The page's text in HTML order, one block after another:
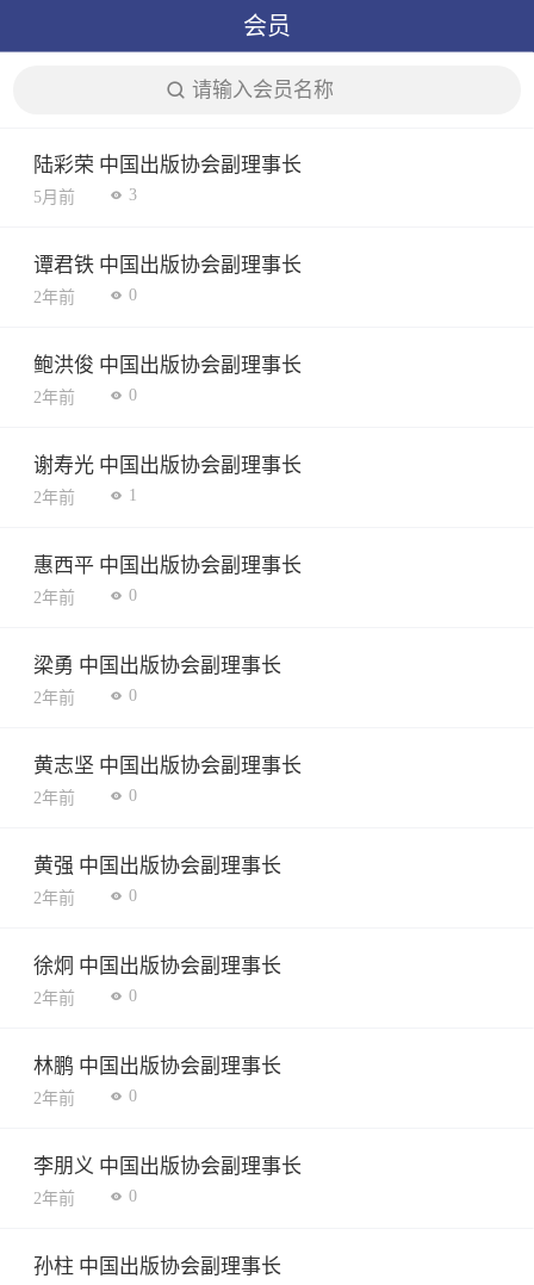
会员
请输入会员名称
陆彩荣 中国出版协会副理事长
5月前 3
谭君铁 中国出版协会副理事长
2年前 0
鲍洪俊 中国出版协会副理事长
2年前 0
谢寿光 中国出版协会副理事长
2年前 1
惠西平 中国出版协会副理事长
2年前 0
梁勇 中国出版协会副理事长
2年前 0
黄志坚 中国出版协会副理事长
2年前 0
黄强 中国出版协会副理事长
2年前 0
徐炯 中国出版协会副理事长
2年前 0
林鹏 中国出版协会副理事长
2年前 0
李朋义 中国出版协会副理事长
2年前 0
孙柱 中国出版协会副理事长